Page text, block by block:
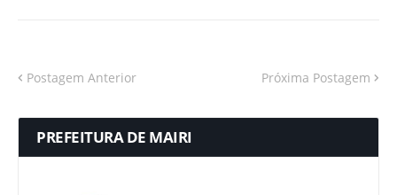
Postagem Anterior Próxima Postagem
PREFEITURA DE MAIRI